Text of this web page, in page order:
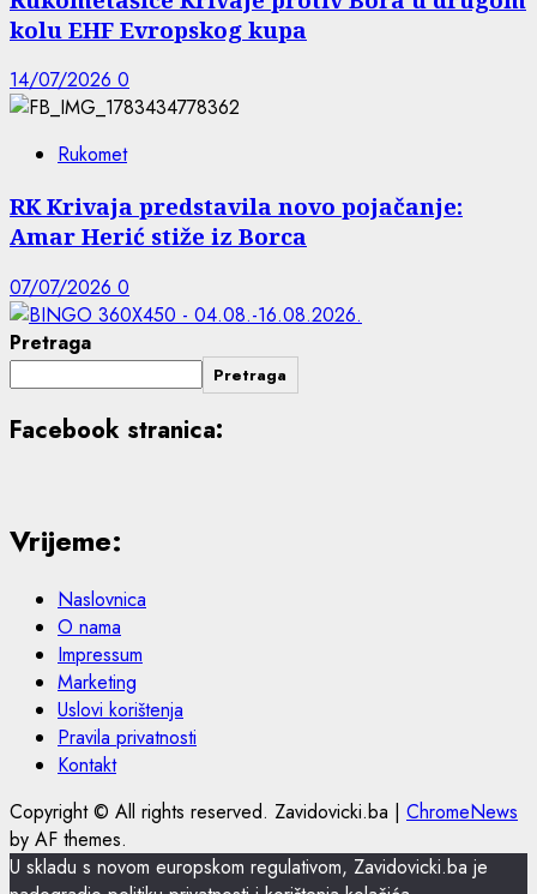
kolu EHF Evropskog kupa
14/07/2026 0
Rukomet
RK Krivaja predstavila novo pojačanje:
Amar Herić stiže iz Borca
07/07/2026 0
Pretraga
Pretraga
Facebook stranica:
Vrijeme:
Naslovnica
O nama
Impressum
Marketing
Uslovi korištenja
Pravila privatnosti
Kontakt
Copyright © All rights reserved. Zavidovicki.ba | ChromeNews
by AF themes.
U skladu s novom europskom regulativom, Zavidovicki.ba je